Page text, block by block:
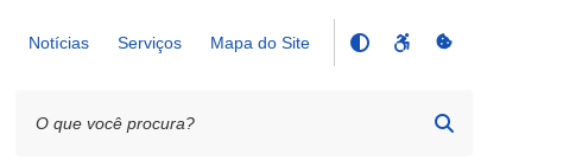
Notícias Serviços Mapa do Site